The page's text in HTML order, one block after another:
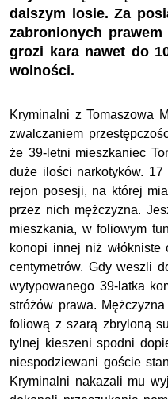
dalszym losie. Za
zabronionych
grozi kara nawet do
wolności.
Kryminalni z Tomaszowa
zwalczaniem
że 39-letni mieszkaniec
duże ilości narkotyków.
rejon posesji, na której
przez nich mężczyzna.
mieszkania, w foliowym
konopi innej niż
centymetrów. Gdy weszli
wytypowanego 39-latka
stróżów prawa.
foliową z szarą zbryloną
tylnej kieszeni spodni
niespodziewani goście
Kryminalni nakazali mu